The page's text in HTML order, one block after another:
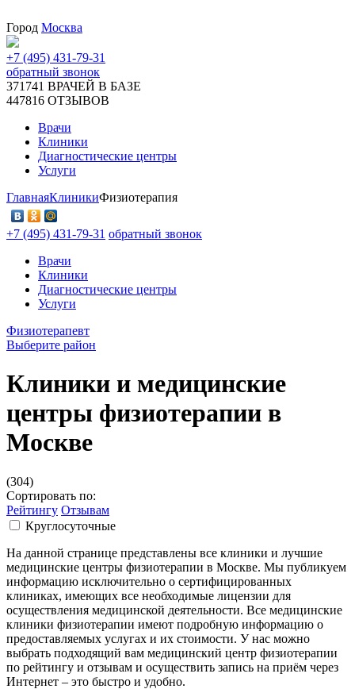
Город Москва
+7 (495) 431-79-31
обратный звонок
371741 ВРАЧЕЙ В БАЗЕ
447816 ОТЗЫВОВ
Врачи
Клиники
Диагностические центры
Услуги
ГлавнаяКлиникиФизиотерапия
+7 (495) 431-79-31 обратный звонок
Врачи
Клиники
Диагностические центры
Услуги
Физиотерапевт
Выберите район
Клиники и медицинские
центры физиотерапии в
Москве
(304)
Сортировать по:
Рейтингу Отзывам
Круглосуточные
На данной странице представлены все клиники и лучшие
медицинские центры физиотерапии в Москве. Мы публикуем
информацию исключительно о сертифицированных
клиниках, имеющих все необходимые лицензии для
осуществления медицинской деятельности. Все медицинские
клиники физиотерапии имеют подробную информацию о
предоставляемых услугах и их стоимости. У нас можно
выбрать подходящий вам медицинский центр физиотерапии
по рейтингу и отзывам и осуществить запись на приём через
Интернет – это быстро и удобно.